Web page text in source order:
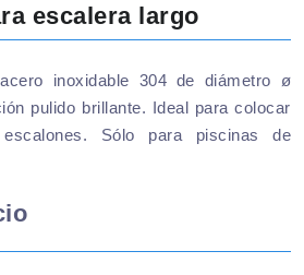
escalera largo
inoxidable 304 de diámetro ø
pulido brillante. Ideal para colocar
Sólo para piscinas de